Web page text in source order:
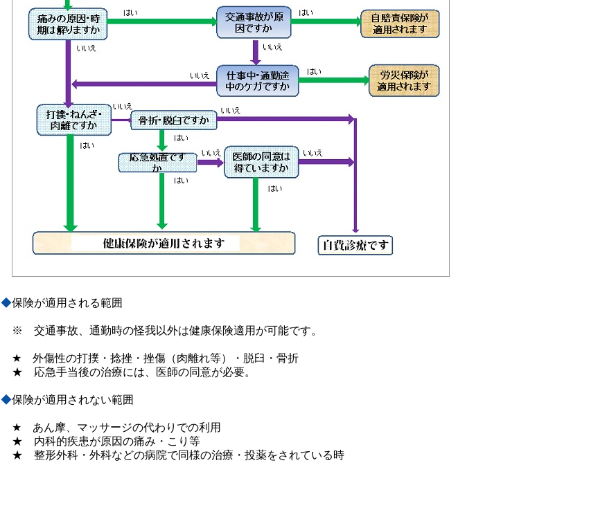
◆保険が適用される範囲
※ 交通事故、通勤時の怪我以外は健康保険適用が可能です。
★ 外傷性の打撲・捻挫・挫傷（肉離れ等）・脱臼・骨折
★ 応急手当後の治療には、医師の同意が必要。
◆保険が適用されない範囲
★ あん摩、マッサージの代わりでの利用
★ 内科的疾患が原因の痛み・こり等
★ 整形外科・外科などの病院で同様の治療・投薬をされている時